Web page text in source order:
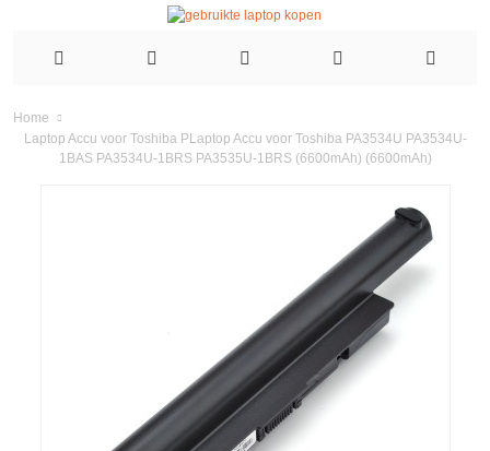
Home
Laptop Accu voor Toshiba PLaptop Accu voor Toshiba PA3534U PA3534U-
1BAS PA3534U-1BRS PA3535U-1BRS (6600mAh) (6600mAh)